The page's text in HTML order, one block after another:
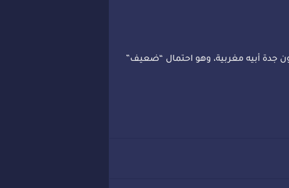
جدة أبيه مغربية، وهو احتمال “ضعيف”